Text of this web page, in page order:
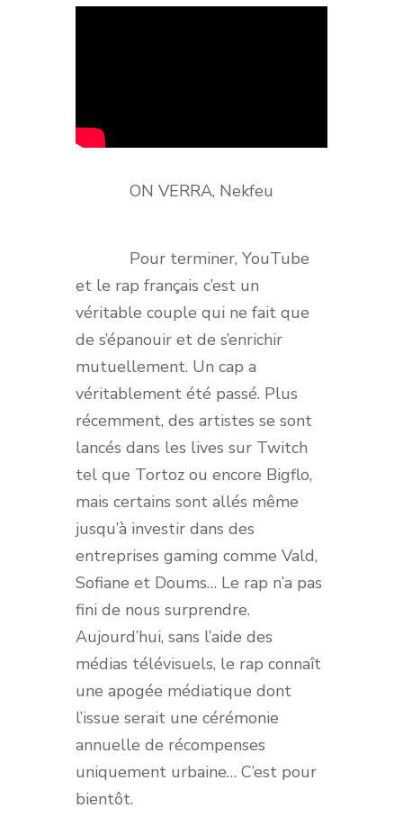
ON VERRA, Nekfeu
Pour terminer, YouTube
et le rap français c’est un
véritable couple qui ne fait que
de s’épanouir et de s’enrichir
mutuellement. Un cap a
véritablement été passé. Plus
récemment, des artistes se sont
lancés dans les lives sur Twitch
tel que Tortoz ou encore Bigflo,
mais certains sont allés même
jusqu’à investir dans des
entreprises gaming comme Vald,
Sofiane et Doums… Le rap n’a pas
fini de nous surprendre.
Aujourd’hui, sans l’aide des
médias télévisuels, le rap connaît
une apogée médiatique dont
l’issue serait une cérémonie
annuelle de récompenses
uniquement urbaine… C’est pour
bientôt.